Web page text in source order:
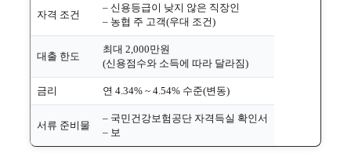
자격 조건
– 신용등급이 낮지 않은 직장인
– 농협 주 고객(우대 조건)
대출 한도
최대 2,000만원
(신용점수와 소득에 따라 달라짐)
금리 연 4.34% ~ 4.54% 수준(변동)
서류 준비물
– 국민건강보험공단 자격득실 확인서
– 보